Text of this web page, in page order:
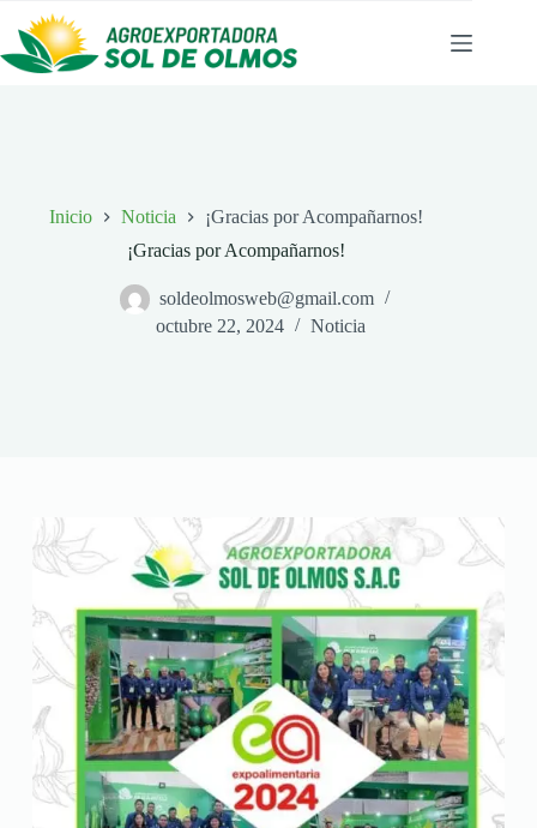
contenido
Inicio Noticia
¡Gracias por Acompañarnos!
¡Gracias por Acompañarnos!
soldeolmosweb@gmail.com
octubre 22, 2024
Noticia